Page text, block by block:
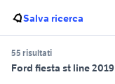
Salva ricerca
55 risultati
Ford fiesta st line